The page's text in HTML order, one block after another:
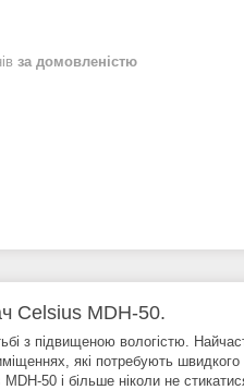
за домовленістю
Celsius MDH-50.
з підвищеною вологістю.
які потребують швидкого
50 і більше ніколи не